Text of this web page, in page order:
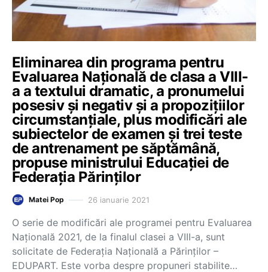
Eliminarea din programa pentru
Evaluarea Națională de clasa a VIII-
a a textului dramatic, a pronumelui
posesiv și negativ și a propozițiilor
circumstanțiale, plus modificări ale
subiectelor de examen și trei teste
de antrenament pe săptămână,
propuse ministrului Educației de
Federația Părinților
Matei Pop 26 ianuarie 2021
O serie de modificări ale programei pentru Evaluarea
Națională 2021, de la finalul clasei a VIII-a, sunt
solicitate de Federaţia Naţională a Părinţilor –
EDUPART. Este vorba despre propuneri stabilite…